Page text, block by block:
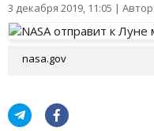
3 декабря 2019, 11:05 |
nasa.gov